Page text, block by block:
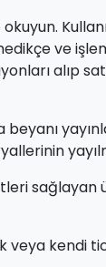
ve
alıp
beyanı
veya